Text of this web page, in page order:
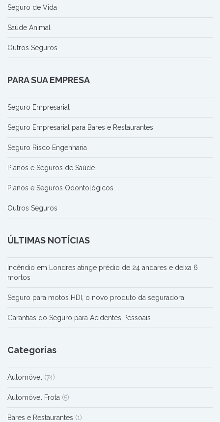
Seguro de Vida
Saúde Animal
Outros Seguros
PARA SUA EMPRESA
Seguro Empresarial
Seguro Empresarial para Bares e Restaurantes
Seguro Risco Engenharia
Planos e Seguros de Saúde
Planos e Seguros Odontológicos
Outros Seguros
ÚLTIMAS NOTÍCIAS
Incêndio em Londres atinge prédio de 24 andares e deixa 6
mortos
Seguro para motos HDI, o novo produto da seguradora
Garantias do Seguro para Acidentes Pessoais
Categorias
Automóvel (74)
Automóvel Frota (5)
Bares e Restaurantes (1)